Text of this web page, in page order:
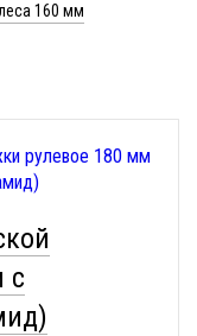
160 мм
с